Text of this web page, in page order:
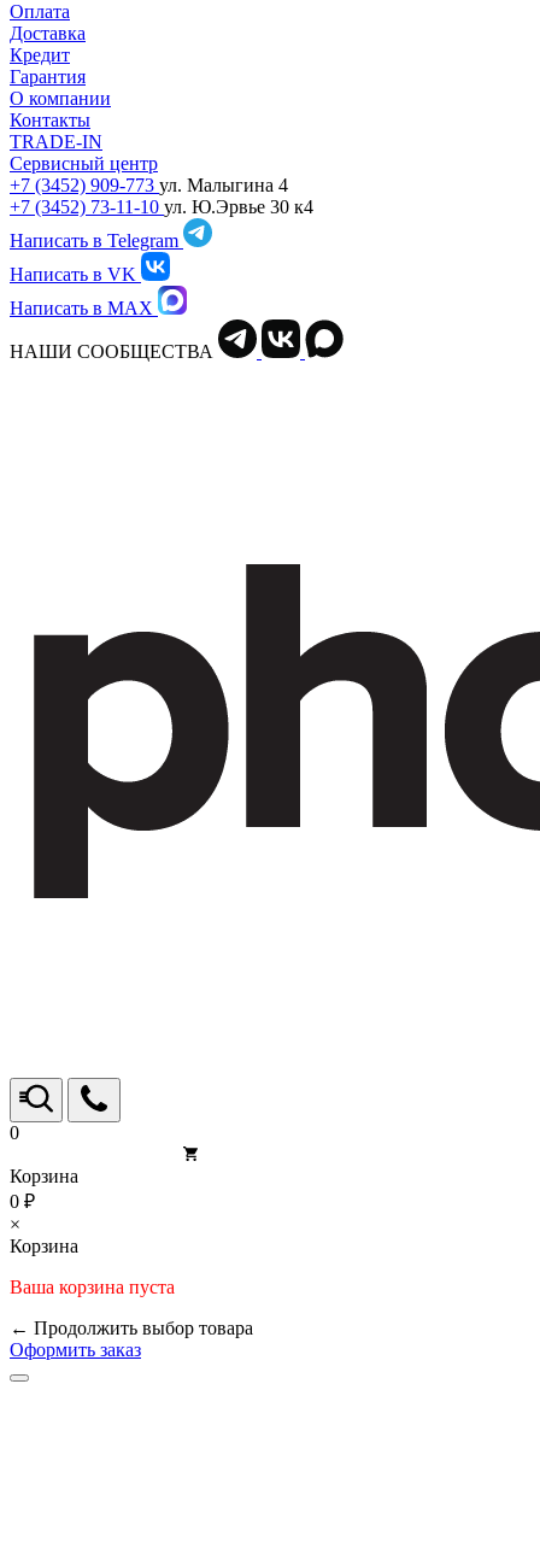
Оплата
Доставка
Кредит
Гарантия
О компании
Контакты
TRADE-IN
Сервисный центр
+7 (3452) 909-773 ул. Малыгина 4
+7 (3452) 73-11-10 ул. Ю.Эрвье 30 к4
Написать в Telegram
Написать в VK
Написать в MAX
НАШИ СООБЩЕСТВА
0
Корзина
0 ₽
×
Корзина
Ваша корзина пуста
← Продолжить выбор товара
Оформить заказ